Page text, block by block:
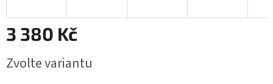
3 380 Kč
cena:
Zvolte variantu